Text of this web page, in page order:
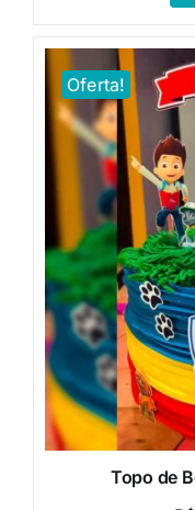
Oferta!
Topo de